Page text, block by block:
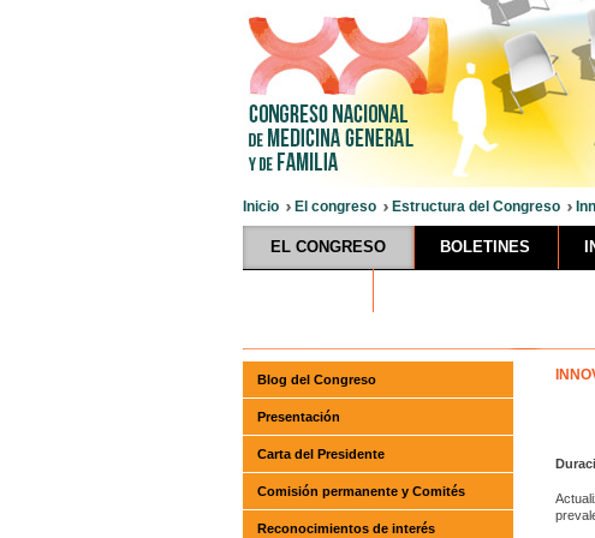
Inicio El congreso Estructura del Congreso
EL CONGRESO BOLETINES
Blog del Congreso
Presentación
Carta del Presidente
Comisión permanente y Comités
Reconocimientos de interés